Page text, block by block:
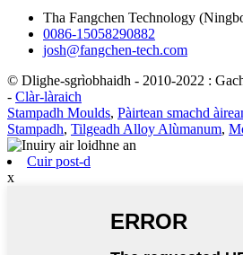
Tha Fangchen Technology
0086-15058290882
josh@fangchen-tech.com
© Dlighe-sgrìobhaidh - 2010-2022 :
- Clàr-làraich
Stampadh Moulds, Pàirtean smachd
Stampadh, Tilgeadh Alloy Alùmanum,
Cuir post-d
x